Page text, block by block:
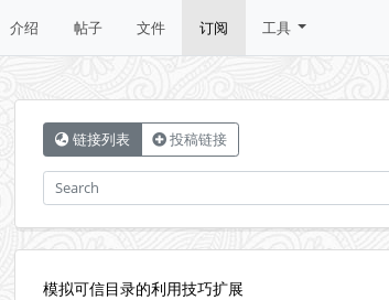
介绍 帖子 文件 订阅 工具
链接列表 投稿链接
模拟可信目录的利用技巧扩展